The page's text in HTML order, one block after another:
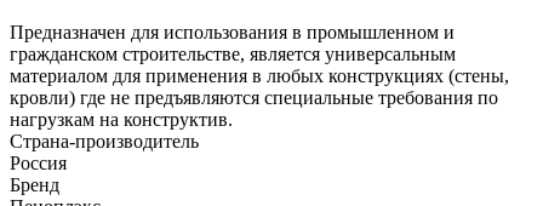
Предназначен для использования в промышленном и
гражданском строительстве, является универсальным
материалом для применения в любых конструкциях (стены,
кровли) где не предъявляются специальные требования по
нагрузкам на конструктив.
Страна-производитель
Россия
Бренд